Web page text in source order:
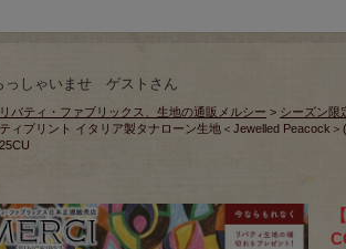
っしゃいませ ゲストさん
リバティ・ファブリックス、生地の通販メルシー > シーズン限
ティプリント イタリア製タナローン生地＜Jewelled Peacock
25CU